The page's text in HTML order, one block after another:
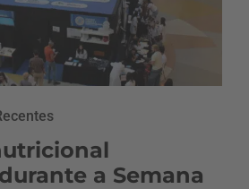
a Semana